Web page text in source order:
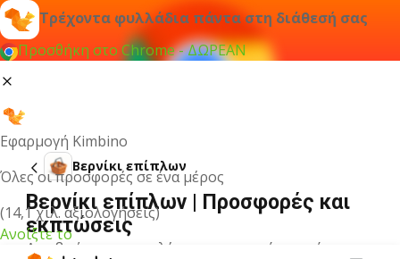
Τρέχοντα φυλλάδια πάντα στη διάθεσή σας
Προσθήκη στο Chrome - ΔΩΡΕΑΝ
Εφαρμογή Kimbino
Όλες οι προσφορές σε ένα μέρος
(14,1 χιλ. αξιολογήσεις)
Ανοίξτε το
Βερνίκι επίπλων
Βερνίκι επίπλων | Προσφορές και
εκπτώσεις
Δεν βρήκαμε αποτελέσματα για αυτόν τον όρο.